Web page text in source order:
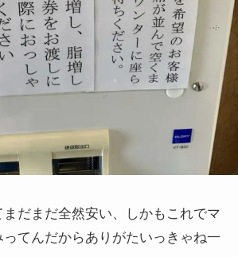
だまだ全然安い、しかもこれでマ
てんだからありがたいっきゃね一